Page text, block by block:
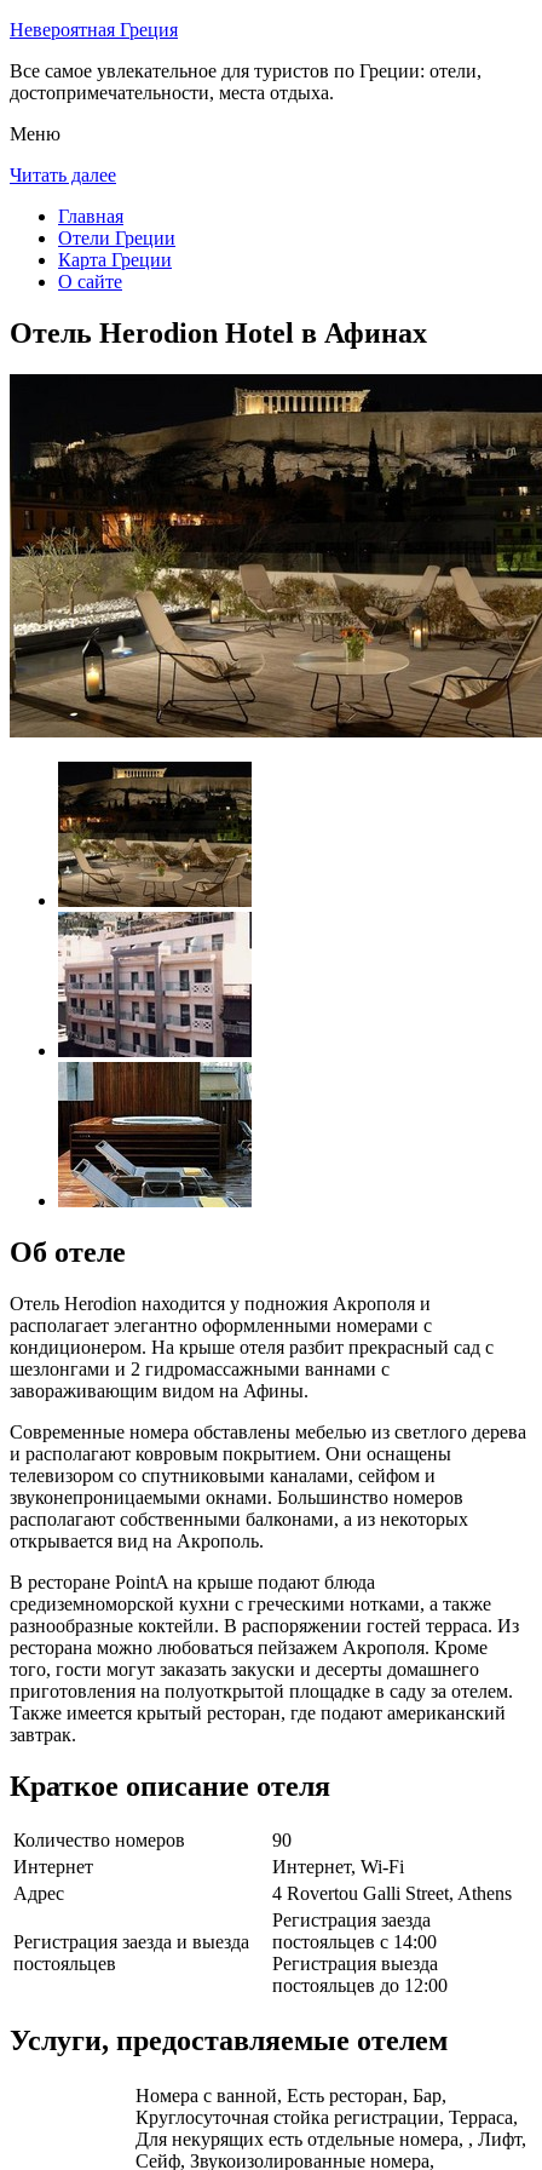
Невероятная Греция
Все самое увлекательное для туристов по Греции: отели,
достопримечательности, места отдыха.
Меню
Читать далее
Главная
Отели Греции
Карта Греции
О сайте
Отель Herodion Hotel в Афинах
Об отеле
Отель Herodion находится у подножия Акрополя и
располагает элегантно оформленными номерами с
кондиционером. На крыше отеля разбит прекрасный сад с
шезлонгами и 2 гидромассажными ваннами с
завораживающим видом на Афины.
Современные номера обставлены мебелью из светлого дерева
и располагают ковровым покрытием. Они оснащены
телевизором со спутниковыми каналами, сейфом и
звуконепроницаемыми окнами. Большинство номеров
располагают собственными балконами, а из некоторых
открывается вид на Акрополь.
В ресторане PointA на крыше подают блюда
средиземноморской кухни с греческими нотками, а также
разнообразные коктейли. В распоряжении гостей терраса. Из
ресторана можно любоваться пейзажем Акрополя. Кроме
того, гости могут заказать закуски и десерты домашнего
приготовления на полуоткрытой площадке в саду за отелем.
Также имеется крытый ресторан, где подают американский
завтрак.
Краткое описание отеля
Количество номеров
90
Интернет
Интернет, Wi-Fi
Адрес
4 Rovertou Galli Street, Athens
Регистрация заезда и выезда
постояльцев
Регистрация заезда
постояльцев с 14:00
Регистрация выезда
постояльцев до 12:00
Услуги, предоставляемые отелем
Номера с ванной, Есть ресторан, Бар,
Круглосуточная стойка регистрации, Терраса,
Для некурящих есть отдельные номера, , Лифт,
Сейф, Звукоизолированные номера,